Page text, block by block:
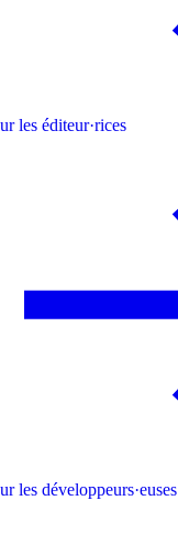
les éditeur·rices
les développeurs·euses